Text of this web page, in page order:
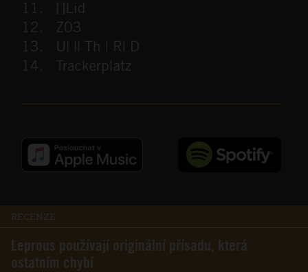
RECENZE
Leprous používají originální přísadu, která
ostatním chybí